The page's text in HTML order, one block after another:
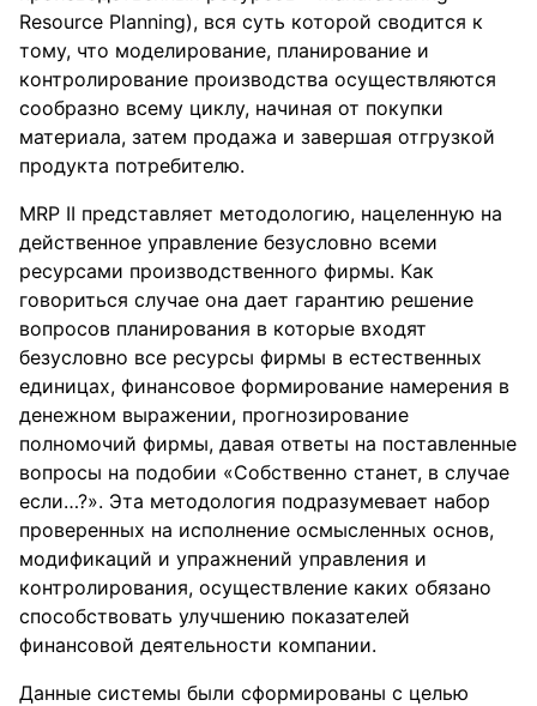
Resource Planning), вся суть которой сводится к
тому, что моделирование, планирование и
контролирование производства осуществляются
сообразно всему циклу, начиная от покупки
материала, затем продажа и завершая отгрузкой
продукта потребителю.
MRP II представляет методологию, нацеленную на
действенное управление безусловно всеми
ресурсами производственного фирмы. Как
говориться случае она дает гарантию решение
вопросов планирования в которые входят
безусловно все ресурсы фирмы в естественных
единицах, финансовое формирование намерения в
денежном выражении, прогнозирование
полномочий фирмы, давая ответы на поставленные
вопросы на подобии «Собственно станет, в случае
если…?». Эта методология подразумевает набор
проверенных на исполнение осмысленных основ,
модификаций и упражнений управления и
контролирования, осуществление каких обязано
способствовать улучшению показателей
финансовой деятельности компании.
Данные системы были сформированы с целью